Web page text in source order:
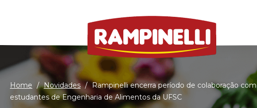
Home / Novidades / Rampinelli encerra período de colaboração com
estudantes de Engenharia de Alimentos da UFSC